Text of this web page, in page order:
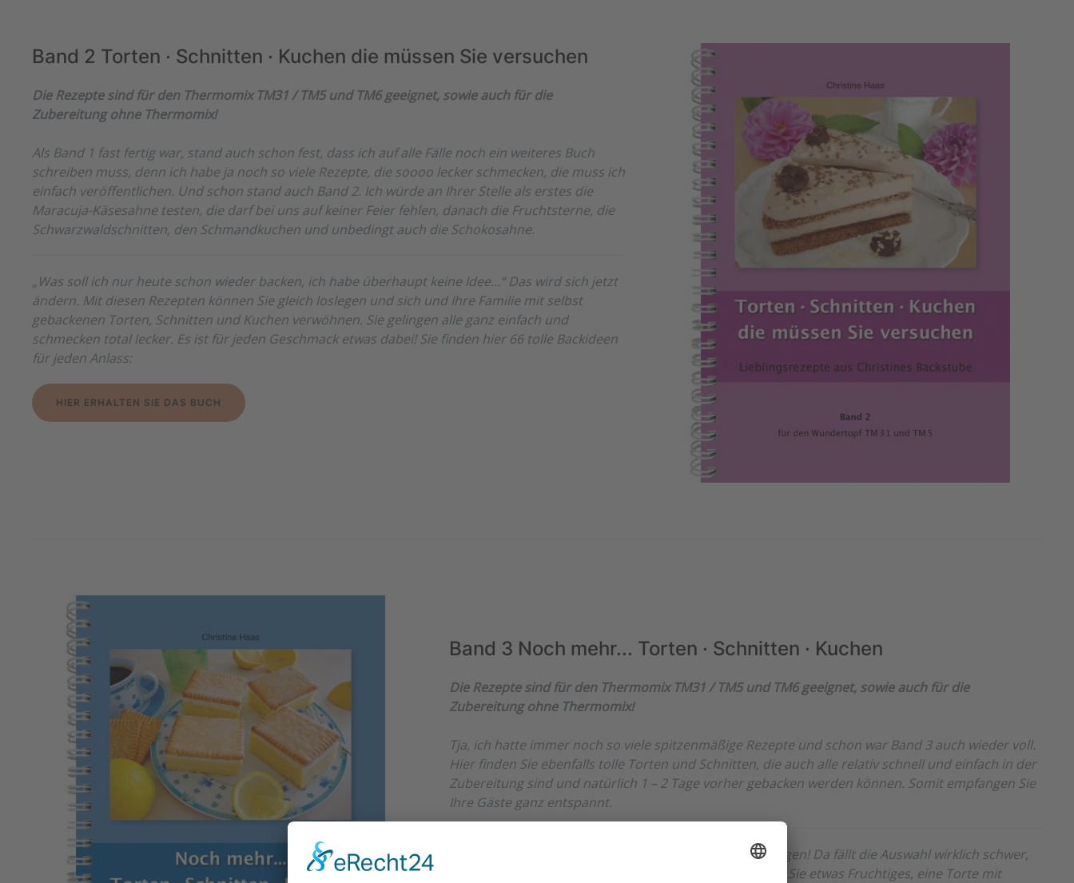
Band 2 Torten · Schnitten · Kuchen die müssen Sie versuchen
Die Rezepte sind für den Thermomix TM31 / TM5 und TM6 geeignet, sowie auch für die
Zubereitung ohne Thermomix!
Als Band 1 fast fertig war, stand auch schon fest, dass ich auf alle Fälle noch ein weiteres Buch
schreiben muss, denn ich habe ja noch so viele Rezepte, die soooo lecker schmecken, die muss ich
einfach veröffentlichen. Und schon stand auch Band 2. Ich würde an Ihrer Stelle als erstes die
Maracuja-Käsesahne testen, die darf bei uns auf keiner Feier fehlen, danach die Fruchtsterne, die
Schwarzwaldschnitten, den Schmandkuchen und unbedingt auch die Schokosahne.
„Was soll ich nur heute schon wieder backen, ich habe überhaupt keine Idee…“ Das wird sich jetzt
ändern. Mit diesen Rezepten können Sie gleich loslegen und sich und Ihre Familie mit selbst
gebackenen Torten, Schnitten und Kuchen verwöhnen. Sie gelingen alle ganz einfach und
schmecken total lecker. Es ist für jeden Geschmack etwas dabei! Sie finden hier 66 tolle Backideen
für jeden Anlass:
HIER ERHALTEN SIE DAS BUCH
Band 3 Noch mehr... Torten · Schnitten · Kuchen
Die Rezepte sind für den Thermomix TM31 / TM5 und TM6 geeignet, sowie auch für die
Zubereitung ohne Thermomix!
Tja, ich hatte immer noch so viele spitzenmäßige Rezepte und schon war Band 3 auch wieder voll.
Hier finden Sie ebenfalls tolle Torten und Schnitten, die auch alle relativ schnell und einfach in der
Zubereitung sind und natürlich 1 – 2 Tage vorher gebacken werden können. Somit empfangen Sie
Ihre Gäste ganz entspannt.
Zum Schlemmen: 66 Torten und Kuchen, die leicht gelingen! Da fällt die Auswahl wirklich schwer,
denn ein Stück schmeckt besser als das andere! Suchen Sie etwas Fruchtiges, eine Torte mit